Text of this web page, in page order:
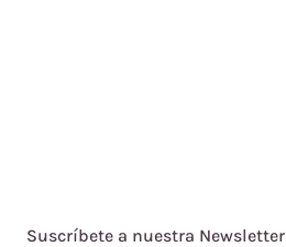
Suscríbete a nuestra Newsletter